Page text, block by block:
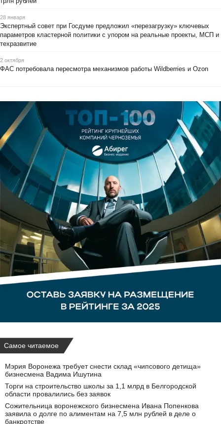
28 января
Экспертный совет при Госдуме предложил «перезагрузку» ключевых
параметров кластерной политики с упором на реальные проекты, МСП и
техразвитие
2 октября
ФАС потребовала пересмотра механизмов работы Wildberries и Ozon
Самое читаемое
Мэрия Воронежа требует снести склад «чипсового детища»
бизнесмена Вадима Ишутина
Торги на строительство школы за 1,1 млрд в Белгородской
области провалились без заявок
Сожительница воронежского бизнесмена Ивана Попенкова
заявила о долге по алиментам на 7,5 млн рублей в деле о
банкротстве